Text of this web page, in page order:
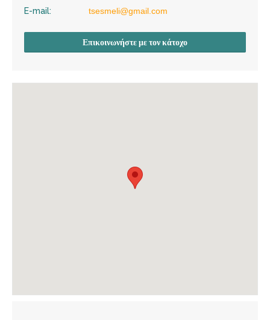
E-mail:
tsesmeli@gmail.com
Επικοινωνήστε με τον κάτοχο